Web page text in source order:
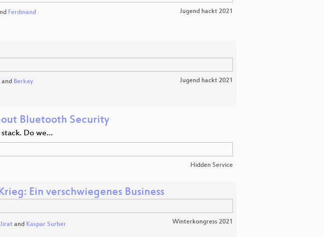
Ferdinand Jugend hackt 2021
and Berkay Jugend hackt 2021
Bluetooth Security
Do we…
Hidden Service
Ein verschwiegenes Business
and Kaspar Surber Winterkongress 2021